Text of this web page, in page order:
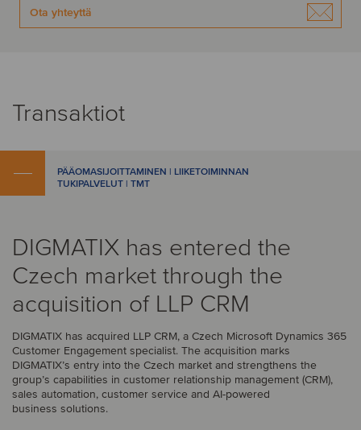
Ota yhteyttä
Transaktiot
PÄÄOMASIJOITTAMINEN | LIIKETOIMINNAN
TUKIPALVELUT | TMT
DIGMATIX has entered the
Czech market through the
acquisition of LLP CRM
DIGMATIX has acquired LLP CRM, a Czech Microsoft Dynamics 365
Customer Engagement specialist. The acquisition marks
DIGMATIX’s entry into the Czech market and strengthens the
group’s capabilities in customer relationship management (CRM),
sales automation, customer service and AI-powered
business solutions.